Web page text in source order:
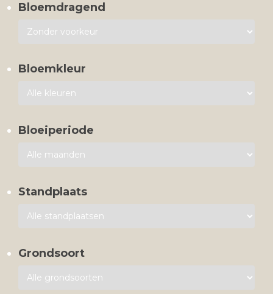
Bloemdragend
Bloemkleur
Bloeiperiode
Standplaats
Grondsoort